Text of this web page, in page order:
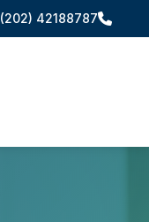
(202) 42188787